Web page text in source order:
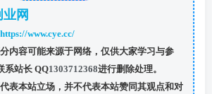
业网
https://www.cye.cc/
内容可能来源于网络，仅供大家学习与参
系站长 QQ1303712368进行删除处理。
表本站立场，并不代表本站赞同其观点和对